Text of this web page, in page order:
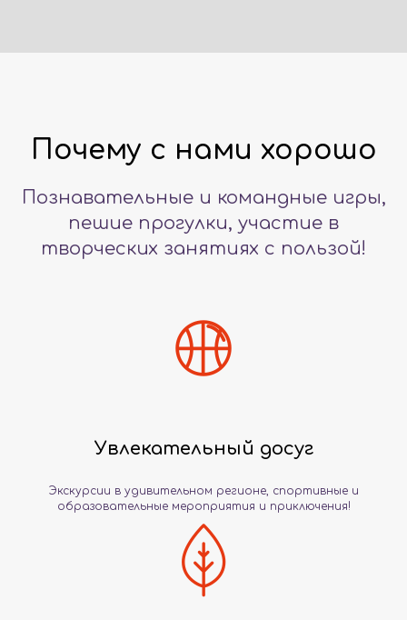
Почему с нами хорошо
Познавательные и командные игры,
пешие прогулки, участие в
творческих занятиях с пользой!
Увлекательный досуг
Экскурсии в удивительном регионе, спортивные и
образовательные мероприятия и приключения!